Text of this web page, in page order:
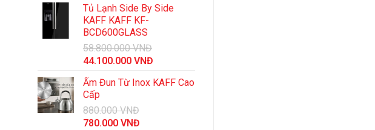
là:
4.280.000 VNĐ.
tại
là:
Tủ Lạnh Side By Side
KAFF KAFF KF-
BCD600GLASS
58.800.000VNĐ
Giá
là:
58.800.000 VNĐ.
44.100.000 VNĐ
tại
Ấm Đun Từ Inox KAFF Cao
Cấp
880.000VNĐ
Giá
780.000 VNĐ